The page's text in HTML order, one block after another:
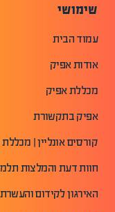
שימושי
עמוד הבית
אודות אפיק
מכללת אפיק
אפיק בתקשורת
קורסים אונליין |
חוות דעת והמלצות
האירגון לקידום